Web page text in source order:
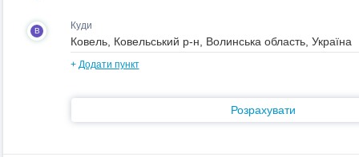
B Куди
+ Додати пункт
Розрахувати